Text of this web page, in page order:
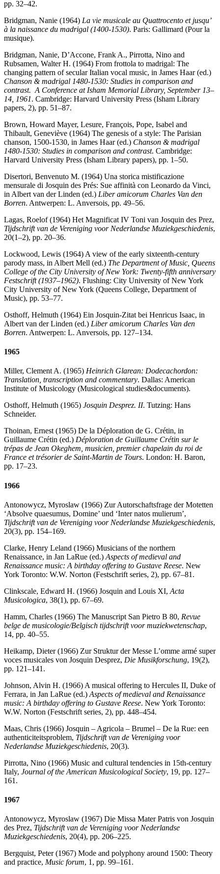
pp. 32–42.
Bridgman, Nanie (1964) La vie musicale au Quattrocento et jusqu’
à la naissance du madrigal (1400-1530). Paris: Gallimard (Pour la
musique).
Bridgman, Nanie, D’Accone, Frank A., Pirrotta, Nino and
Rubsamen, Walter H. (1964) From frottola to madrigal: The
changing pattern of secular Italian vocal music, in James Haar (ed.)
Chanson & madrigal 1480-1530: Studies in comparison and
contrast. A Conference at Isham Memorial Library, September 13–
14, 1961. Cambridge: Harvard University Press (Isham Library
papers, 2), pp. 51–87.
Brown, Howard Mayer, Lesure, François, Pope, Isabel and
Thibault, Geneviève (1964) The genesis of a style: The Parisian
chanson, 1500-1530, in James Haar (ed.) Chanson & madrigal
1480-1530: Studies in comparison and contrast. Cambridge:
Harvard University Press (Isham Library papers), pp. 1–50.
Disertori, Benvenuto M. (1964) Una storica mistificazione
mensurale di Josquin des Prés: Sue affinità con Leonardo da Vinci,
in Albert van der Linden (ed.) Liber amicorum Charles Van den
Borren. Antwerpen: L. Anversois, pp. 49–56.
Lagas, Roelof (1964) Het Magnificat IV Toni van Josquin des Prez,
Tijdschrift van de Vereniging voor Nederlandse Muziekgeschiedenis,
20(1–2), pp. 20–36.
Lockwood, Lewis (1964) A view of the early sixteenth-century
parody mass, in Albert Mell (ed.) The Department of Music, Queens
College of the City University of New York: Twenty-fifth anniversary
Festschrift (1937–1962). Flushing: City University of New York
City University of New York (Queens College, Department of
Music), pp. 53–77.
Osthoff, Helmuth (1964) Ein Josquin-Zitat bei Henricus Isaac, in
Albert van der Linden (ed.) Liber amicorum Charles Van den
Borren. Antwerpen: L. Anversois, pp. 127–134.
1965
Miller, Clement A. (1965) Heinrich Glarean: Dodecachordon:
Translation, transcription and commentary. Dallas: American
Institute of Musicology (Musicological studies&documents).
Osthoff, Helmuth (1965) Josquin Desprez. II. Tutzing: Hans
Schneider.
Thoinan, Ernest (1965) De la Déploration de G. Crétin, in
Guillaume Crétin (ed.) Déploration de Guillaume Crétin sur le
trépas de Jean Okeghem, musicien, premier chapelain du roi de
France et trésorier de Saint-Martin de Tours. London: H. Baron,
pp. 17–23.
1966
Antonowycz, Myroslaw (1966) Zur Autorschaftsfrage der Motetten
‘Absolve quaesumus, Domine’ und ‘Inter natos mulierum’,
Tijdschrift van de Vereniging voor Nederlandse Muziekgeschiedenis,
20(3), pp. 154–169.
Clarke, Henry Leland (1966) Musicians of the northern
Renaissance, in Jan LaRue (ed.) Aspects of medieval and
Renaissance music: A birthday offering to Gustave Reese. New
York Toronto: W.W. Norton (Festschrift series, 2), pp. 67–81.
Clinkscale, Edward H. (1966) Josquin and Louis XI, Acta
Musicologica, 38(1), pp. 67–69.
Hamm, Charles (1966) The Manuscript San Pietro B 80, Revue
belge de musicologie/Belgisch tijdschrift voor muziekwetenschap,
14, pp. 40–55.
Heikamp, Dieter (1966) Zur Struktur der Messe L’omme armé super
voces musicales von Josquin Desprez, Die Musikforschung, 19(2),
pp. 121–141.
Johnson, Alvin H. (1966) A musical offering to Hercules II, Duke of
Ferrara, in Jan LaRue (ed.) Aspects of medieval and Renaissance
music: A birthday offering to Gustave Reese. New York Toronto:
W.W. Norton (Festschrift series, 2), pp. 448–454.
Maas, Chris (1966) Josquin – Agricola – Brumel – De la Rue: een
authenticiteitsproblem, Tijdschrift van de Vereniging voor
Nederlandse Muziekgeschiedenis, 20(3).
Pirrotta, Nino (1966) Music and cultural tendencies in 15th-century
Italy, Journal of the American Musicological Society, 19, pp. 127–
161.
1967
Antonowycz, Myroslaw (1967) Die Missa Mater Patris von Josquin
des Prez, Tijdschrift van de Vereniging voor Nederlandse
Muziekgeschiedenis, 20(4), pp. 206–225.
Bergquist, Peter (1967) Mode and polyphony around 1500: Theory
and practice, Music forum, 1, pp. 99–161.